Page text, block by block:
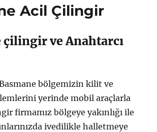
Acil Çilingir
çilingir ve Anahtarcı
bölgemizin kilit ve
yerinde mobil araçlarla
firmamız bölgeye yakınlığı ile
ivedilikle halletmeye